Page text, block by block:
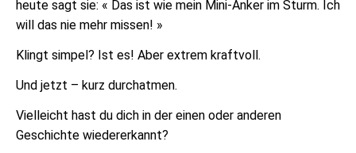
heute sagt sie: « Das ist wie mein Mini-Anker im Sturm. Ich
will das nie mehr missen! »
Klingt simpel? Ist es! Aber extrem kraftvoll.
Und jetzt – kurz durchatmen.
Vielleicht hast du dich in der einen oder anderen
Geschichte wiedererkannt?